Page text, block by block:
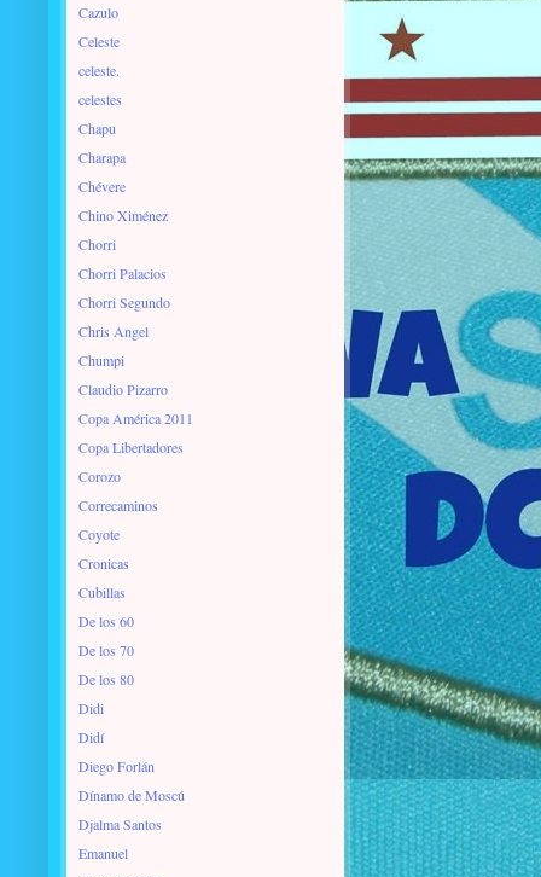
Cazulo
Celeste
celeste.
celestes
Chapu
Charapa
Chévere
Chino Ximénez
Chorri
Chorri Palacios
Chorri Segundo
Chris Angel
Chumpi
Claudio Pizarro
Copa América 2011
Copa Libertadores
Corozo
Correcaminos
Coyote
Cronicas
Cubillas
De los 60
De los 70
De los 80
Didi
Didí
Diego Forlán
Dínamo de Moscú
Djalma Santos
Emanuel